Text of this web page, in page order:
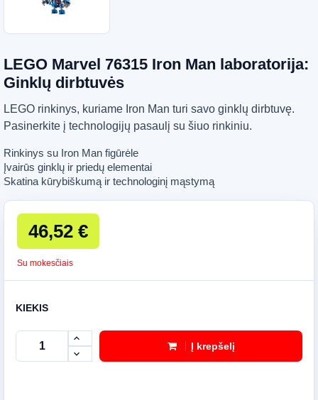
LEGO Marvel 76315 Iron Man laboratorija:
Ginklų dirbtuvės
LEGO rinkinys, kuriame Iron Man turi savo ginklų dirbtuvę.
Pasinerkite į technologijų pasaulį su šiuo rinkiniu.
Rinkinys su Iron Man figūrėle
Įvairūs ginklų ir priedų elementai
Skatina kūrybiškumą ir technologinį mąstymą
46,52 €
Su mokesčiais
KIEKIS
Į krepšelį